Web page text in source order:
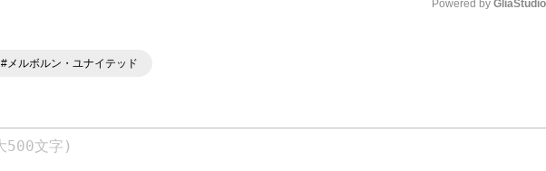
Powered by
#メルボルン・ユナイテッド